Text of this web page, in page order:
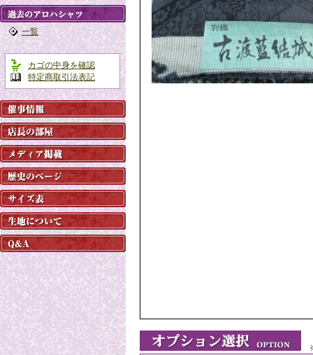
一覧
カゴの中身を確認
特定商取引法表記
※